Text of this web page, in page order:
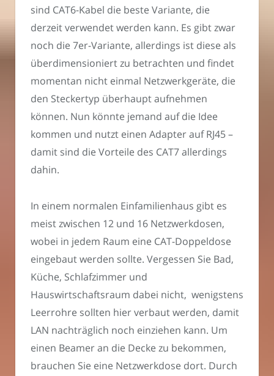
sind CAT6-Kabel die beste Variante, die
derzeit verwendet werden kann. Es gibt zwar
noch die 7er-Variante, allerdings ist diese als
überdimensioniert zu betrachten und findet
momentan nicht einmal Netzwerkgeräte, die
den Steckertyp überhaupt aufnehmen
können. Nun könnte jemand auf die Idee
kommen und nutzt einen Adapter auf RJ45 –
damit sind die Vorteile des CAT7 allerdings
dahin.
In einem normalen Einfamilienhaus gibt es
meist zwischen 12 und 16 Netzwerkdosen,
wobei in jedem Raum eine CAT-Doppeldose
eingebaut werden sollte. Vergessen Sie Bad,
Küche, Schlafzimmer und
Hauswirtschaftsraum dabei nicht, wenigstens
Leerrohre sollten hier verbaut werden, damit
LAN nachträglich noch einziehen kann. Um
einen Beamer an die Decke zu bekommen,
brauchen Sie eine Netzwerkdose dort. Durch